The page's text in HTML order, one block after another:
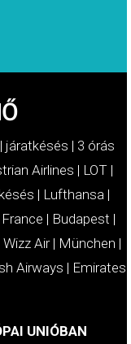
| járatkésés | 3 órás
Airlines | LOT|
| Lufthansa |
| Budapest |
Wizz Air| München |
Airways | Emirates
UNIÓBAN